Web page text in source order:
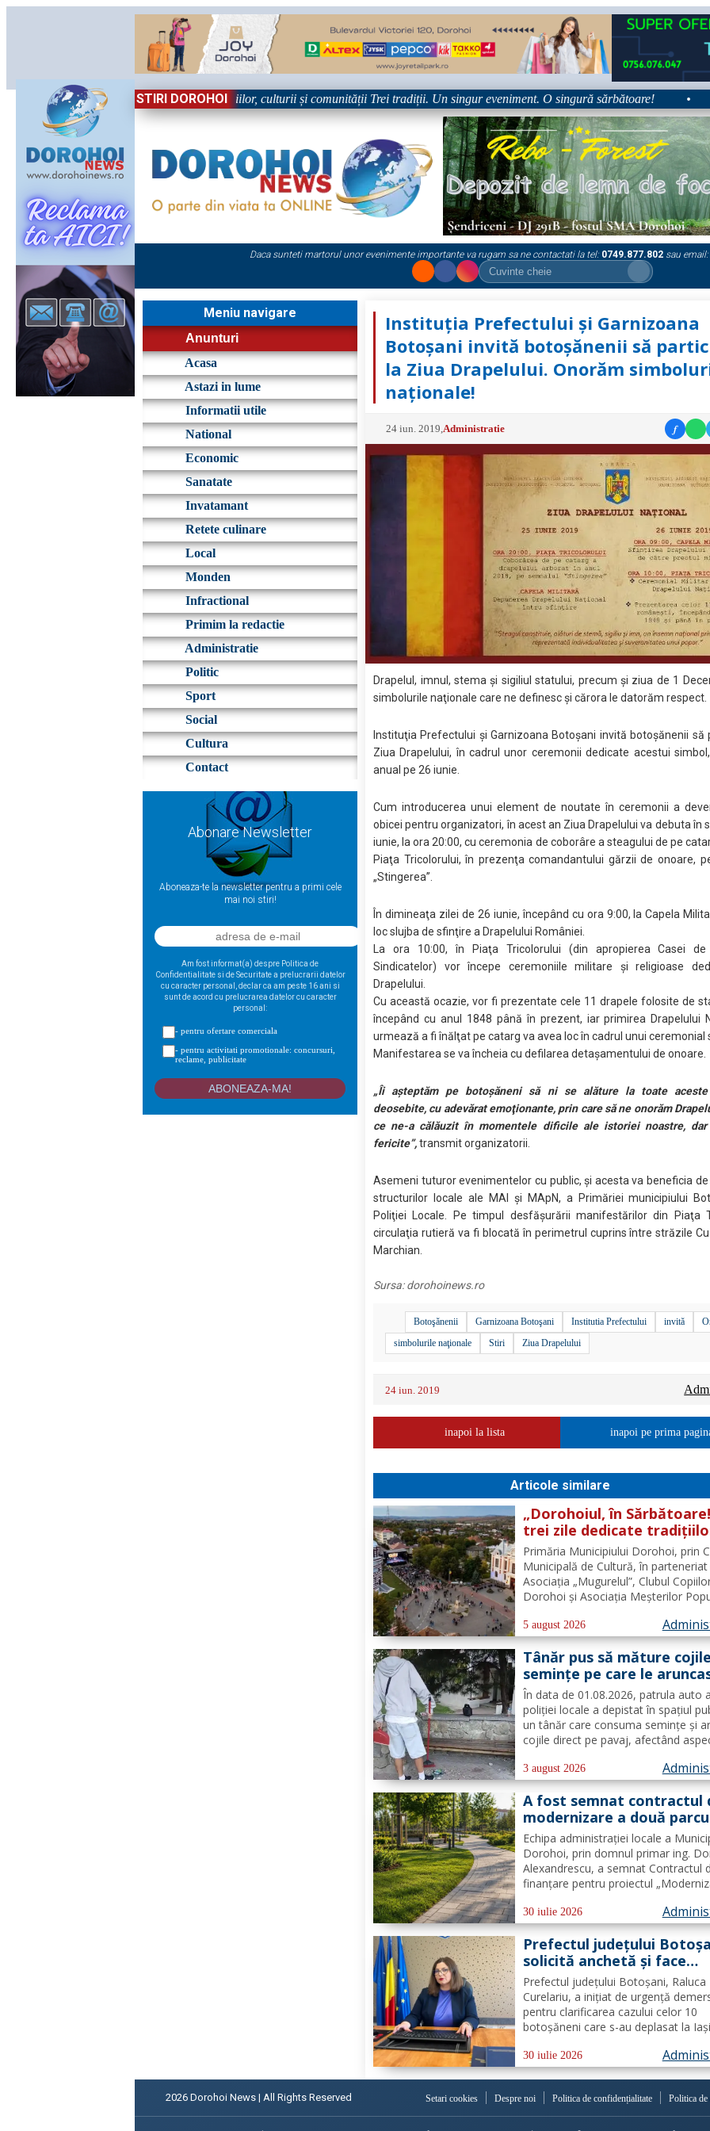
STIRI DOROHOI
Sărbătoare!” – trei zile dedicate tradițiilor, culturii și comunității Trei tradiții. Un singur eveniment. O singură sărbătoare! •
Daca sunteti martorul unor evenimente importante va rugam sa ne contactati la tel: 0749.877.802 sau email:
Meniu navigare
Anunturi
Acasa
Astazi in lume
Informatii utile
National
Economic
Sanatate
Invatamant
Retete culinare
Local
Monden
Infractional
Primim la redactie
Administratie
Politic
Sport
Social
Cultura
Contact
Abonare Newsletter
Aboneaza-te la newsletter pentru a primi cele
mai noi stiri!
Am fost informat(a) despre Politica de
Confidentialitate si de Securitate a prelucrarii datelor
cu caracter personal, declar ca am peste 16 ani si
sunt de acord cu prelucrarea datelor cu caracter
personal:
- pentru ofertare comerciala
- pentru activitati promotionale: concursuri,
reclame, publicitate
Instituţia Prefectului şi Garnizoana
Botoşani invită botoşănenii să
la Ziua Drapelului. Onorăm
naţionale!
24 iun. 2019 Administratie f
Drapelul, imnul, stema şi sigiliul statului, precum şi ziua de 1
simbolurile naţionale care ne definesc şi cărora le datorăm respect.
Instituţia Prefectului şi Garnizoana Botoşani invită botoşănenii să
Ziua Drapelului, în cadrul unor ceremonii dedicate acestui
anual pe 26 iunie.
Cum introducerea unui element de noutate în ceremonii a
obicei pentru organizatori, în acest an Ziua Drapelului va debuta în
iunie, la ora 20:00, cu ceremonia de coborâre a steagului de pe
Piaţa Tricolorului, în prezenţa comandantului gărzii de onoare,
„Stingerea”.
În dimineaţa zilei de 26 iunie, începând cu ora 9:00, la Capela
loc slujba de sfinţire a Drapelului României.
La ora 10:00, în Piaţa Tricolorului (din apropierea Casei
Sindicatelor) vor începe ceremoniile militare şi religioase
Drapelului.
Cu această ocazie, vor fi prezentate cele 11 drapele folosite de
începând cu anul 1848 până în prezent, iar primirea Drapelului
urmează a fi înălţat pe catarg va avea loc în cadrul unui ceremonial
Manifestarea se va încheia cu defilarea detaşamentului de onoare.
„Îi aşteptăm pe botoşăneni să ni se alăture la toate aceste
deosebite, cu adevărat emoţionante, prin care să ne onorăm
ce ne-a călăuzit în momentele dificile ale istoriei noastre,
fericite”,transmit organizatorii.
Asemeni tuturor evenimentelor cu public, şi acesta va beneficia
structurilor locale ale MAI şi MApN, a Primăriei municipiului
Poliţiei Locale. Pe timpul desfăşurării manifestărilor din Piaţa
circulaţia rutieră va fi blocată în perimetrul cuprins între străzile
Marchian.
Sursa:dorohoinews.ro
Botoşănenii Garnizoana Botoşani Institutia Prefectului invită
simbolurile naţionale
Stiri Ziua Drapelului
24 iun. 2019
inapoi la lista inapoi pe prima
Articole similare
„Dorohoiul, în
trei zile dedicate
culturii și comunității Trei
tradiții. Un singur
O singură sărbătoare!
Primăria Municipiului Dorohoi, prin
Municipală de Cultură, în parteneriat
Asociația „Mugurelul”, Clubul
Dorohoi și Asociația Meșterilor
comunitate să participe, în perioada
30 august 2026, la evenimentul
„Dorohoiul, în Sărbătoare!”....
5 august 2026
Tânăr pus să măture
seminţe pe care le
direct pe pavaj. Poliţia
Dorohoi: Respectul față
spațiul comun trebuie să
prioritate pentru fiecare
În data de 01.08.2026, patrula auto a
poliției locale a depistat în spațiul
un tânăr care consuma semințe și
cojile direct pe pavaj, afectând
prioritatea Poliției Locale este
educarea spiritului civic, polițiștii l-
3 august 2026
A fost semnat contractul
modernizare a două
din municipiul Dorohoi
fonduri europene
Echipa administrației locale a
Dorohoi, prin domnul primar ing.
Alexandrescu, a semnat Contractul
finanțare pentru proiectul
Programul Regional 2021–2027 -
Prioritatea de investiții 3. Nord-Est -
regiune durabilă, mai...
30 iulie 2026
Prefectul județului
solicită anchetă și face
demersuri pentru donarea
trombocite direct la
în cazul adolescentului din
Tudora
Prefectul județului Botoșani, Raluca
Curelariu, a inițiat de urgență
pentru clarificarea cazului celor 10
botoșăneni care s-au deplasat la Iași
adolescent din comuna Tudora,
au putut dona. Au fost transmise
30 iulie 2026
2026 Dorohoi News | All Rights Reserved Setari cookies Despre noi Politica de confidențialitate Politica